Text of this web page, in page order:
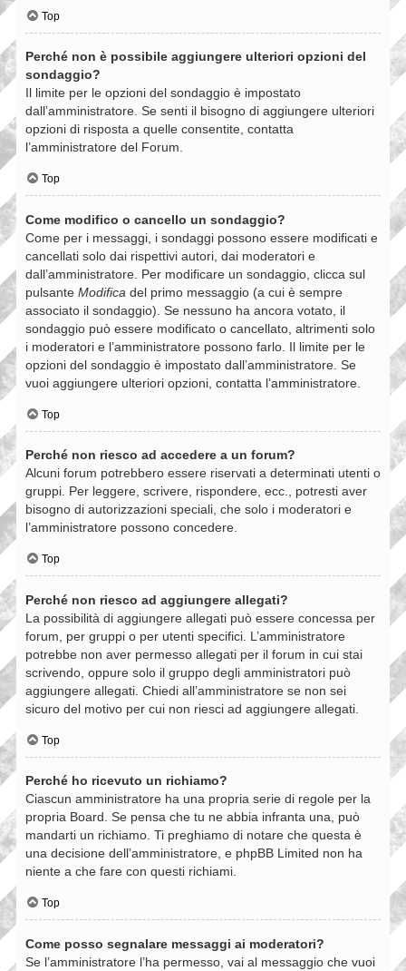
Top
Perché non è possibile aggiungere ulteriori opzioni del
sondaggio?
Il limite per le opzioni del sondaggio è impostato
dall’amministratore. Se senti il bisogno di aggiungere ulteriori
opzioni di risposta a quelle consentite, contatta
l’amministratore del Forum.
Top
Come modifico o cancello un sondaggio?
Come per i messaggi, i sondaggi possono essere modificati e
cancellati solo dai rispettivi autori, dai moderatori e
dall’amministratore. Per modificare un sondaggio, clicca sul
pulsante Modifica del primo messaggio (a cui è sempre
associato il sondaggio). Se nessuno ha ancora votato, il
sondaggio può essere modificato o cancellato, altrimenti solo
i moderatori e l’amministratore possono farlo. Il limite per le
opzioni del sondaggio è impostato dall’amministratore. Se
vuoi aggiungere ulteriori opzioni, contatta l’amministratore.
Top
Perché non riesco ad accedere a un forum?
Alcuni forum potrebbero essere riservati a determinati utenti o
gruppi. Per leggere, scrivere, rispondere, ecc., potresti aver
bisogno di autorizzazioni speciali, che solo i moderatori e
l’amministratore possono concedere.
Top
Perché non riesco ad aggiungere allegati?
La possibilità di aggiungere allegati può essere concessa per
forum, per gruppi o per utenti specifici. L’amministratore
potrebbe non aver permesso allegati per il forum in cui stai
scrivendo, oppure solo il gruppo degli amministratori può
aggiungere allegati. Chiedi all’amministratore se non sei
sicuro del motivo per cui non riesci ad aggiungere allegati.
Top
Perché ho ricevuto un richiamo?
Ciascun amministratore ha una propria serie di regole per la
propria Board. Se pensa che tu ne abbia infranta una, può
mandarti un richiamo. Ti preghiamo di notare che questa è
una decisione dell’amministratore, e phpBB Limited non ha
niente a che fare con questi richiami.
Top
Come posso segnalare messaggi ai moderatori?
Se l’amministratore l’ha permesso, vai al messaggio che vuoi